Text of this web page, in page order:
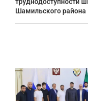
Шамильского района